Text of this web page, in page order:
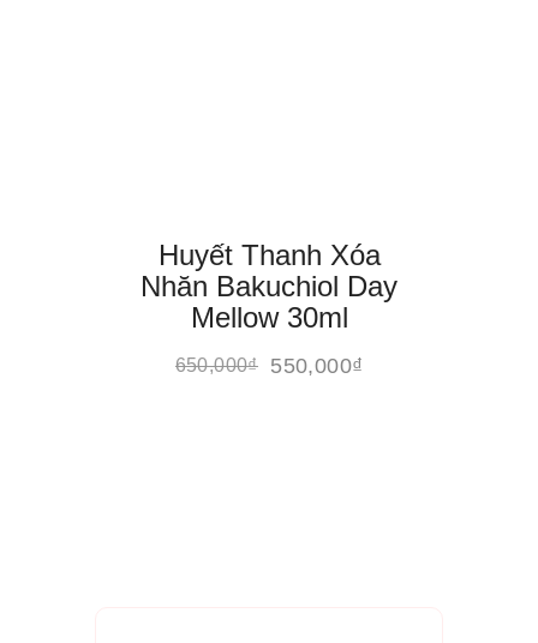
Huyết Thanh Xóa
Nhăn Bakuchiol Day
Mellow 30ml
650,000₫ 550,000₫